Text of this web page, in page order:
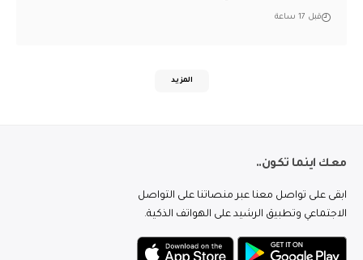
قبل 17 ساعة
المزيد
معك اينما تكون..
ابقى على تواصل معنا عبر منصاتنا على التواصل
الاجتماعي وتطبيق الرشيد على الهواتف الذكية.